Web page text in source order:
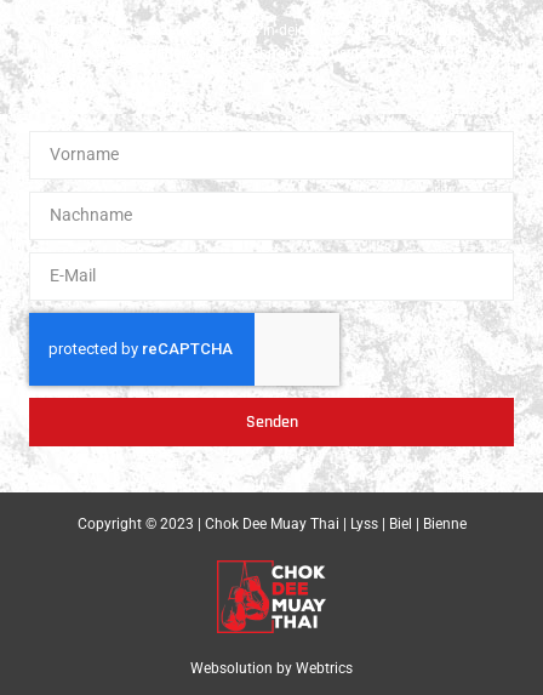
Erhalte 1x pro Quartal unsere News in dein Postfach. Darüber hinaus
teilen wir gerne Spannendes und Lehrreiches aus der Welt des Muay Thai
Boxen.
Senden
Copyright © 2023 | Chok Dee Muay Thai | Lyss | Biel | Bienne
Websolution by Webtrics